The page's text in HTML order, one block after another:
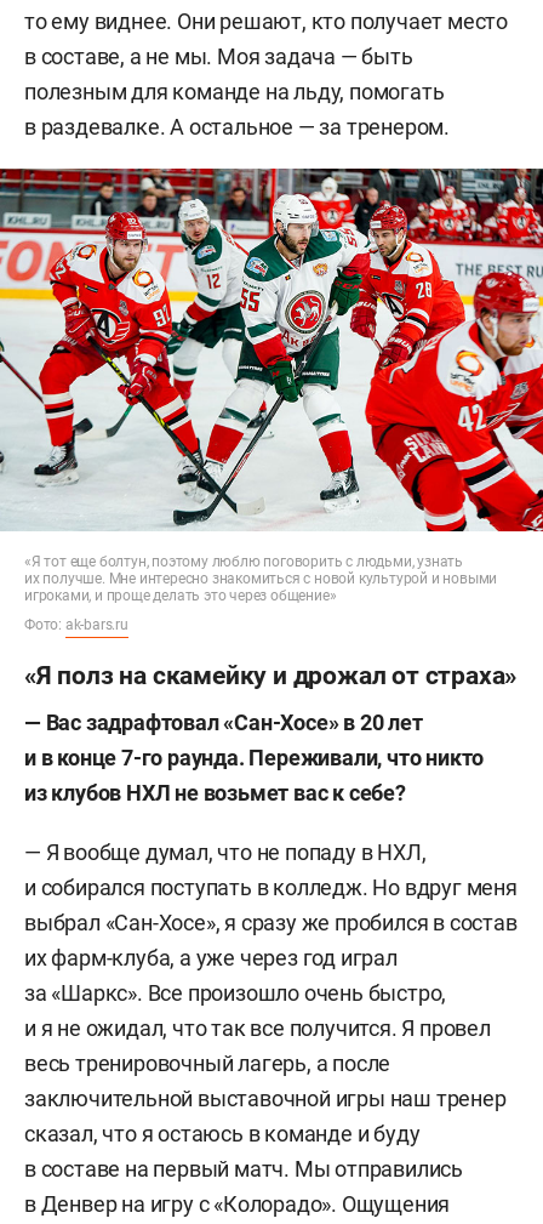
то ему виднее. Они решают, кто получает место
в составе, а не мы. Моя задача — быть
полезным для команде на льду, помогать
в раздевалке. А остальное — за тренером.
«Я тот еще болтун, поэтому люблю поговорить с людьми, узнать
их получше. Мне интересно знакомиться с новой культурой и новыми
игроками, и проще делать это через общение»
Фото: ak-bars.ru
«Я полз на скамейку и дрожал от страха»
— Вас задрафтовал «Сан-Хосе» в 20 лет
и в конце 7-го раунда. Переживали, что никто
из клубов НХЛ не возьмет вас к себе?
— Я вообще думал, что не попаду в НХЛ,
и собирался поступать в колледж. Но вдруг меня
выбрал «Сан-Хосе», я сразу же пробился в состав
их фарм-клуба, а уже через год играл
за «Шаркс». Все произошло очень быстро,
и я не ожидал, что так все получится. Я провел
весь тренировочный лагерь, а после
заключительной выставочной игры наш тренер
сказал, что я остаюсь в команде и буду
в составе на первый матч. Мы отправились
в Денвер на игру с «Колорадо». Ощущения